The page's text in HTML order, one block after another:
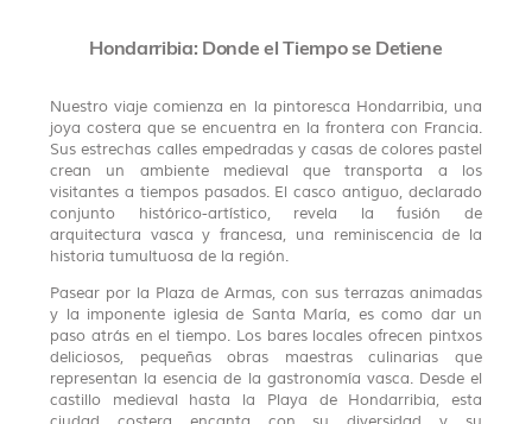
Hondarribia: Donde el Tiempo se Detiene
Nuestro viaje comienza en la pintoresca Hondarribia, una
joya costera que se encuentra en la frontera con Francia.
Sus estrechas calles empedradas y casas de colores pastel
crean un ambiente medieval que transporta a los
visitantes a tiempos pasados. El casco antiguo, declarado
conjunto histórico-artístico, revela la fusión de
arquitectura vasca y francesa, una reminiscencia de la
historia tumultuosa de la región.
Pasear por la Plaza de Armas, con sus terrazas animadas
y la imponente iglesia de Santa María, es como dar un
paso atrás en el tiempo. Los bares locales ofrecen pintxos
deliciosos, pequeñas obras maestras culinarias que
representan la esencia de la gastronomía vasca. Desde el
castillo medieval hasta la Playa de Hondarribia, esta